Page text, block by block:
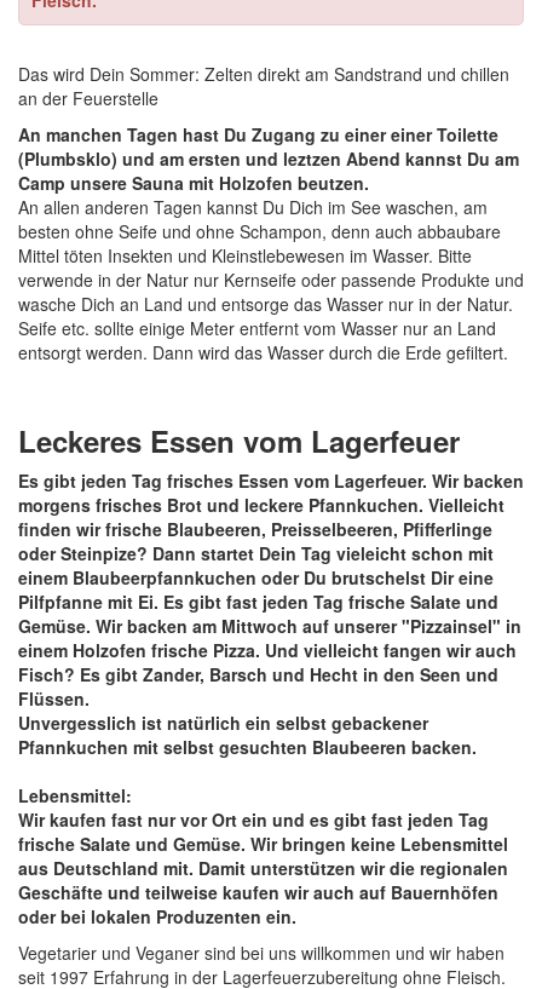
Das wird Dein Sommer: Zelten direkt am Sandstrand und chillen
an der Feuerstelle
An manchen Tagen hast Du Zugang zu einer einer Toilette
(Plumbsklo) und am ersten und leztzen Abend kannst Du am
Camp unsere Sauna mit Holzofen beutzen.
An allen anderen Tagen kannst Du Dich im See waschen, am
besten ohne Seife und ohne Schampon, denn auch abbaubare
Mittel töten Insekten und Kleinstlebewesen im Wasser. Bitte
verwende in der Natur nur Kernseife oder passende Produkte und
wasche Dich an Land und entsorge das Wasser nur in der Natur.
Seife etc. sollte einige Meter entfernt vom Wasser nur an Land
entsorgt werden. Dann wird das Wasser durch die Erde gefiltert.
Leckeres Essen vom Lagerfeuer
Es gibt jeden Tag frisches Essen vom Lagerfeuer. Wir backen
morgens frisches Brot und leckere Pfannkuchen. Vielleicht
finden wir frische Blaubeeren, Preisselbeeren, Pfifferlinge
oder Steinpize? Dann startet Dein Tag vieleicht schon mit
einem Blaubeerpfannkuchen oder Du brutschelst Dir eine
Pilfpfanne mit Ei. Es gibt fast jeden Tag frische Salate und
Gemüse. Wir backen am Mittwoch auf unserer "Pizzainsel" in
einem Holzofen frische Pizza. Und vielleicht fangen wir auch
Fisch? Es gibt Zander, Barsch und Hecht in den Seen und
Flüssen.
Unvergesslich ist natürlich ein selbst gebackener
Pfannkuchen mit selbst gesuchten Blaubeeren backen.
Lebensmittel:
Wir kaufen fast nur vor Ort ein und es gibt fast jeden Tag
frische Salate und Gemüse. Wir bringen keine Lebensmittel
aus Deutschland mit. Damit unterstützen wir die regionalen
Geschäfte und teilweise kaufen wir auch auf Bauernhöfen
oder bei lokalen Produzenten ein.
Vegetarier und Veganer sind bei uns willkommen und wir haben
seit 1997 Erfahrung in der Lagerfeuerzubereitung ohne Fleisch.